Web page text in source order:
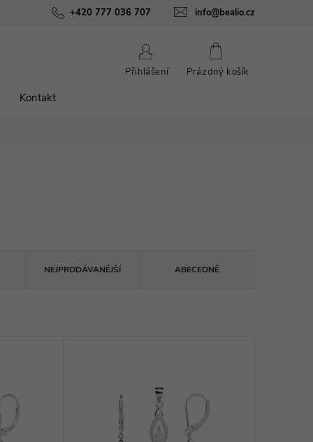
+420 777 036 707 info@bealio.cz
Podmínky ochrany osobních údajů O nás Péče o šperky
Přihlášení
NÁKUPNÍ
Prázdný košík
Kontakt
NEJPRODÁVANĚJŠÍ ABECEDNĚ